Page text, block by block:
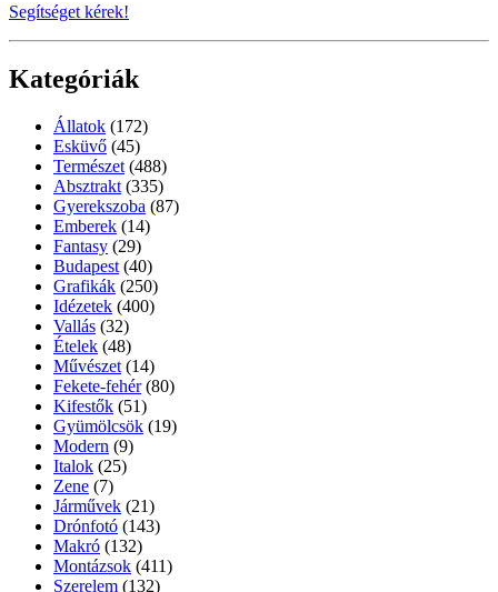
Segítséget kérek!
Kategóriák
Állatok (172)
Esküvő (45)
Természet (488)
Absztrakt (335)
Gyerekszoba (87)
Emberek (14)
Fantasy (29)
Budapest (40)
Grafikák (250)
Idézetek (400)
Vallás (32)
Ételek (48)
Művészet (14)
Fekete-fehér (80)
Kifestők (51)
Gyümölcsök (19)
Modern (9)
Italok (25)
Zene (7)
Járművek (21)
Drónfotó (143)
Makró (132)
Montázsok (411)
Szerelem (132)